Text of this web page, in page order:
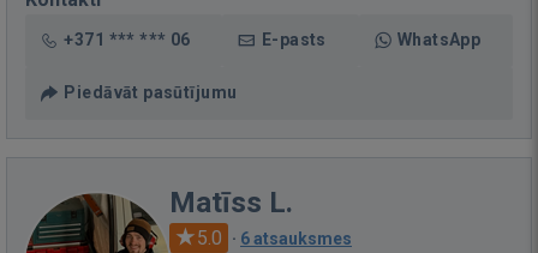
+371 *** *** 06 E-pasts WhatsApp
Piedāvāt pasūtījumu
Matīss L.
5.0 · 6 atsauksmes